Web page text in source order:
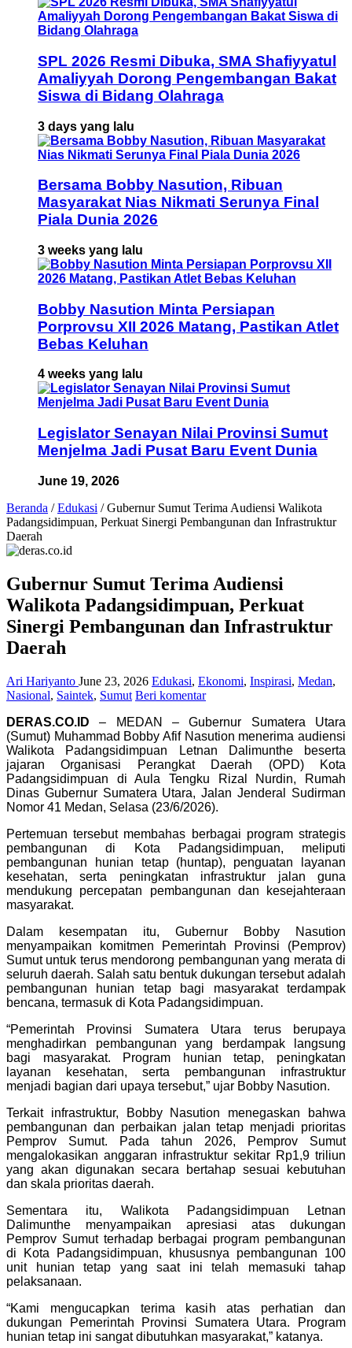
SPL 2026 Resmi Dibuka, SMA Shafiyyatul
Amaliyyah Dorong Pengembangan Bakat
Siswa di Bidang Olahraga
3 days yang lalu
Bersama Bobby Nasution, Ribuan
Masyarakat Nias Nikmati Serunya Final
Piala Dunia 2026
3 weeks yang lalu
Bobby Nasution Minta Persiapan
Porprovsu XII 2026 Matang, Pastikan Atlet
Bebas Keluhan
4 weeks yang lalu
Legislator Senayan Nilai Provinsi Sumut
Menjelma Jadi Pusat Baru Event Dunia
June 19, 2026
Beranda / Edukasi / Gubernur Sumut Terima Audiensi Walikota
Padangsidimpuan, Perkuat Sinergi Pembangunan dan Infrastruktur
Daerah
Gubernur Sumut Terima Audiensi
Walikota Padangsidimpuan, Perkuat
Sinergi Pembangunan dan Infrastruktur
Daerah
Ari Hariyanto June 23, 2026 Edukasi, Ekonomi, Inspirasi, Medan,
Nasional, Saintek, Sumut Beri komentar
DERAS.CO.ID – MEDAN – Gubernur Sumatera Utara
(Sumut) Muhammad Bobby Afif Nasution menerima audiensi
Walikota Padangsidimpuan Letnan Dalimunthe beserta
jajaran Organisasi Perangkat Daerah (OPD) Kota
Padangsidimpuan di Aula Tengku Rizal Nurdin, Rumah
Dinas Gubernur Sumatera Utara, Jalan Jenderal Sudirman
Nomor 41 Medan, Selasa (23/6/2026).
Pertemuan tersebut membahas berbagai program strategis
pembangunan di Kota Padangsidimpuan, meliputi
pembangunan hunian tetap (huntap), penguatan layanan
kesehatan, serta peningkatan infrastruktur jalan guna
mendukung percepatan pembangunan dan kesejahteraan
masyarakat.
Dalam kesempatan itu, Gubernur Bobby Nasution
menyampaikan komitmen Pemerintah Provinsi (Pemprov)
Sumut untuk terus mendorong pembangunan yang merata di
seluruh daerah. Salah satu bentuk dukungan tersebut adalah
pembangunan hunian tetap bagi masyarakat terdampak
bencana, termasuk di Kota Padangsidimpuan.
“Pemerintah Provinsi Sumatera Utara terus berupaya
menghadirkan pembangunan yang berdampak langsung
bagi masyarakat. Program hunian tetap, peningkatan
layanan kesehatan, serta pembangunan infrastruktur
menjadi bagian dari upaya tersebut,” ujar Bobby Nasution.
Terkait infrastruktur, Bobby Nasution menegaskan bahwa
pembangunan dan perbaikan jalan tetap menjadi prioritas
Pemprov Sumut. Pada tahun 2026, Pemprov Sumut
mengalokasikan anggaran infrastruktur sekitar Rp1,9 triliun
yang akan digunakan secara bertahap sesuai kebutuhan
dan skala prioritas daerah.
Sementara itu, Walikota Padangsidimpuan Letnan
Dalimunthe menyampaikan apresiasi atas dukungan
Pemprov Sumut terhadap berbagai program pembangunan
di Kota Padangsidimpuan, khususnya pembangunan 100
unit hunian tetap yang saat ini telah memasuki tahap
pelaksanaan.
“Kami mengucapkan terima kasih atas perhatian dan
dukungan Pemerintah Provinsi Sumatera Utara. Program
hunian tetap ini sangat dibutuhkan masyarakat,” katanya.